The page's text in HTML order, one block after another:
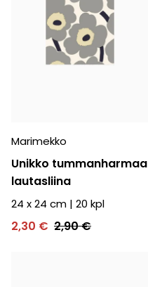
Marimekko
Unikko tummanharmaa
lautasliina
24 x 24 cm | 20 kpl
2,30 € 2,90 €